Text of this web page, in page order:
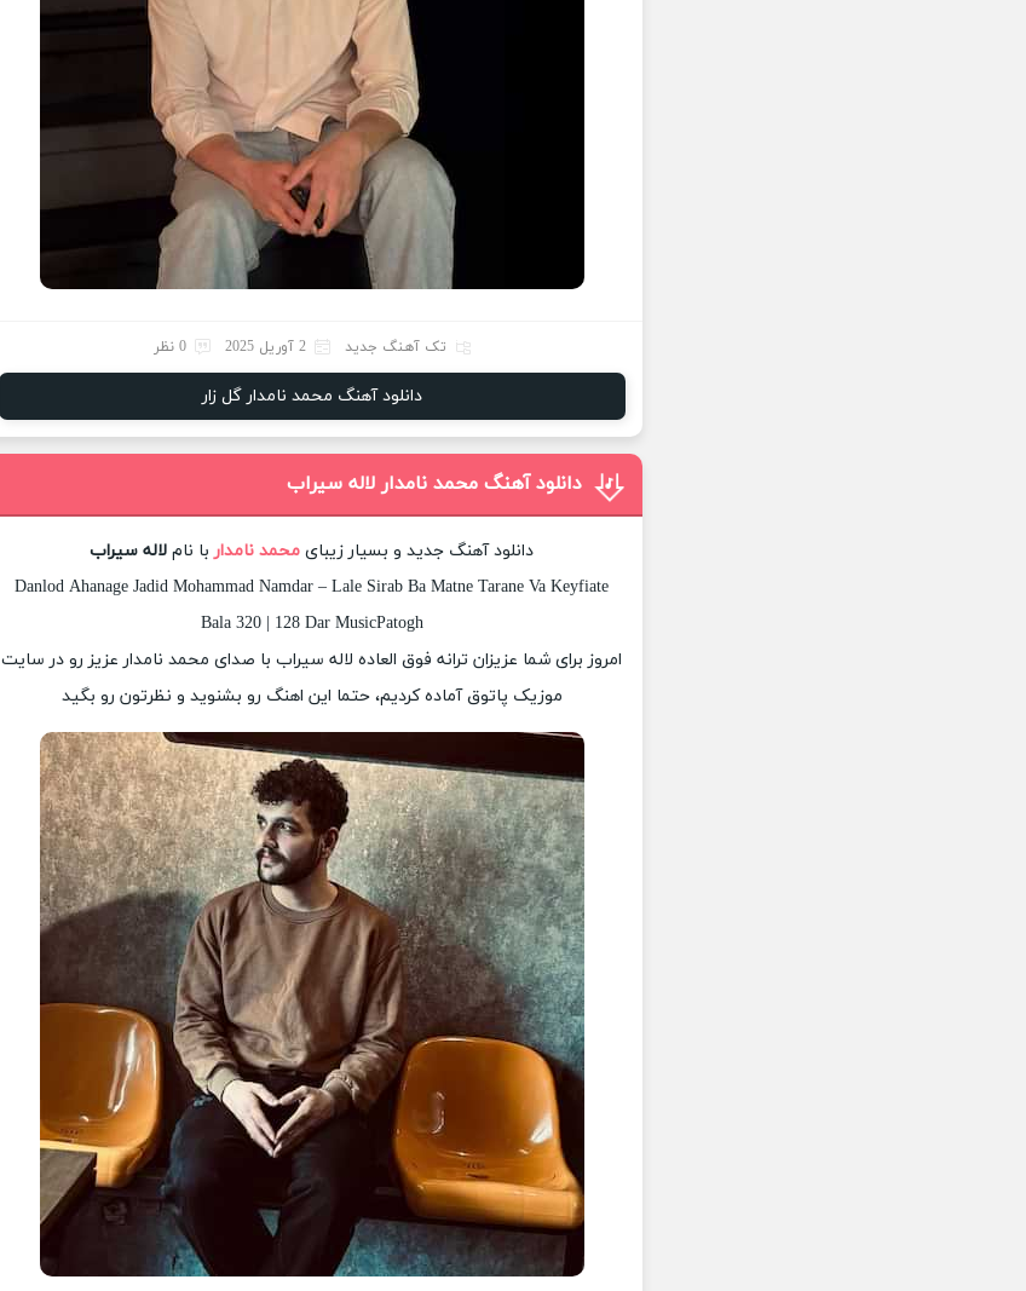
تک آهنگ جدید 2 آوریل 2025 0 نظر
دانلود آهنگ محمد نامدار گل زار
دانلود آهنگ محمد نامدار لاله سیراب
دانلود آهنگ جدید و بسیار زیبای محمد نامدار با نام لاله سیراب
Danlod Ahanage Jadid Mohammad Namdar – Lale Sirab Ba Matne Tarane Va Keyfiate
Bala 320 | 128 Dar MusicPatogh
امروز برای شما عزیزان ترانه فوق العاده لاله سیراب با صدای محمد نامدار عزیز رو در سایت
موزیک پاتوق آماده کردیم، حتما این اهنگ رو بشنوید و نظرتون رو بگید